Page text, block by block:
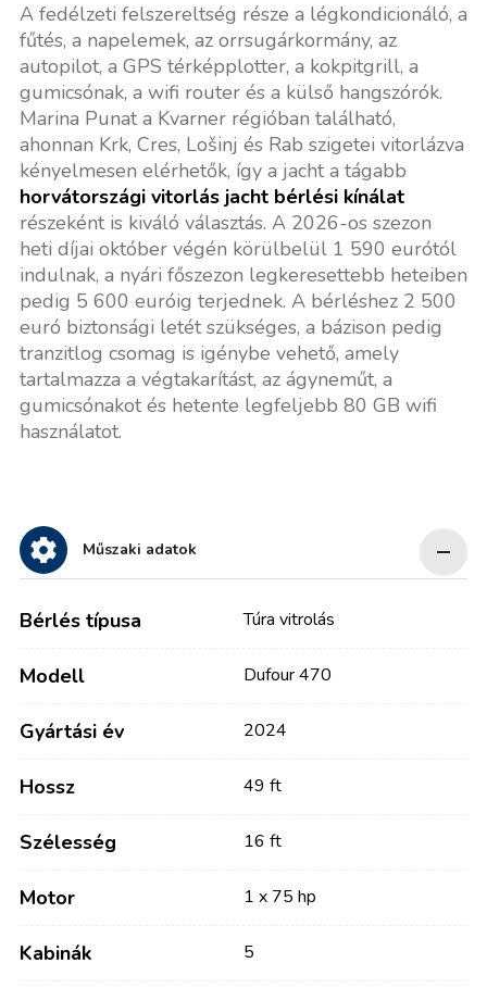
A fedélzeti felszereltség része a légkondicionáló, a
fűtés, a napelemek, az orrsugárkormány, az
autopilot, a GPS térképplotter, a kokpitgrill, a
gumicsónak, a wifi router és a külső hangszórók.
Marina Punat a Kvarner régióban található,
ahonnan Krk, Cres, Lošinj és Rab szigetei vitorlázva
kényelmesen elérhetők, így a jacht a tágabb
horvátországi vitorlás jacht bérlési kínálat
részeként is kiváló választás. A 2026-os szezon
heti díjai október végén körülbelül 1 590 eurótól
indulnak, a nyári főszezon legkeresettebb heteiben
pedig 5 600 euróig terjednek. A bérléshez 2 500
euró biztonsági letét szükséges, a bázison pedig
tranzitlog csomag is igénybe vehető, amely
tartalmazza a végtakarítást, az ágyneműt, a
gumicsónakot és hetente legfeljebb 80 GB wifi
használatot.
Műszaki adatok
Bérlés típusa Túra vitrolás
Modell Dufour 470
Gyártási év 2024
Hossz 49 ft
Szélesség 16 ft
Motor 1 x 75 hp
Kabinák 5